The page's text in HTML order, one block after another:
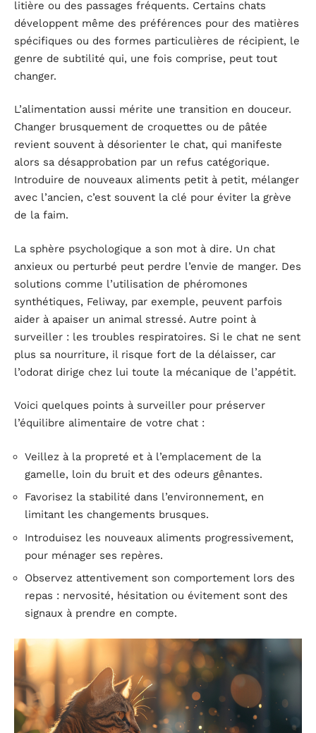
litière ou des passages fréquents. Certains chats
développent même des préférences pour des matières
spécifiques ou des formes particulières de récipient, le
genre de subtilité qui, une fois comprise, peut tout
changer.
L’alimentation aussi mérite une transition en douceur.
Changer brusquement de croquettes ou de pâtée
revient souvent à désorienter le chat, qui manifeste
alors sa désapprobation par un refus catégorique.
Introduire de nouveaux aliments petit à petit, mélanger
avec l’ancien, c’est souvent la clé pour éviter la grève
de la faim.
La sphère psychologique a son mot à dire. Un chat
anxieux ou perturbé peut perdre l’envie de manger. Des
solutions comme l’utilisation de phéromones
synthétiques, Feliway, par exemple, peuvent parfois
aider à apaiser un animal stressé. Autre point à
surveiller : les troubles respiratoires. Si le chat ne sent
plus sa nourriture, il risque fort de la délaisser, car
l’odorat dirige chez lui toute la mécanique de l’appétit.
Voici quelques points à surveiller pour préserver
l’équilibre alimentaire de votre chat :
Veillez à la propreté et à l’emplacement de la
gamelle, loin du bruit et des odeurs gênantes.
Favorisez la stabilité dans l’environnement, en
limitant les changements brusques.
Introduisez les nouveaux aliments progressivement,
pour ménager ses repères.
Observez attentivement son comportement lors des
repas : nervosité, hésitation ou évitement sont des
signaux à prendre en compte.